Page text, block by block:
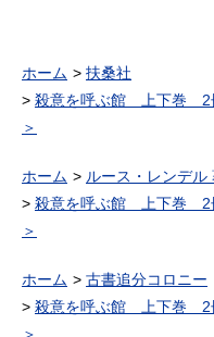
ホーム
扶桑社
殺意を呼ぶ館 上下巻 2
＞
ホーム
ルース・レンデル
殺意を呼ぶ館 上下巻 2
＞
ホーム
古書追分コロニー
殺意を呼ぶ館 上下巻 2